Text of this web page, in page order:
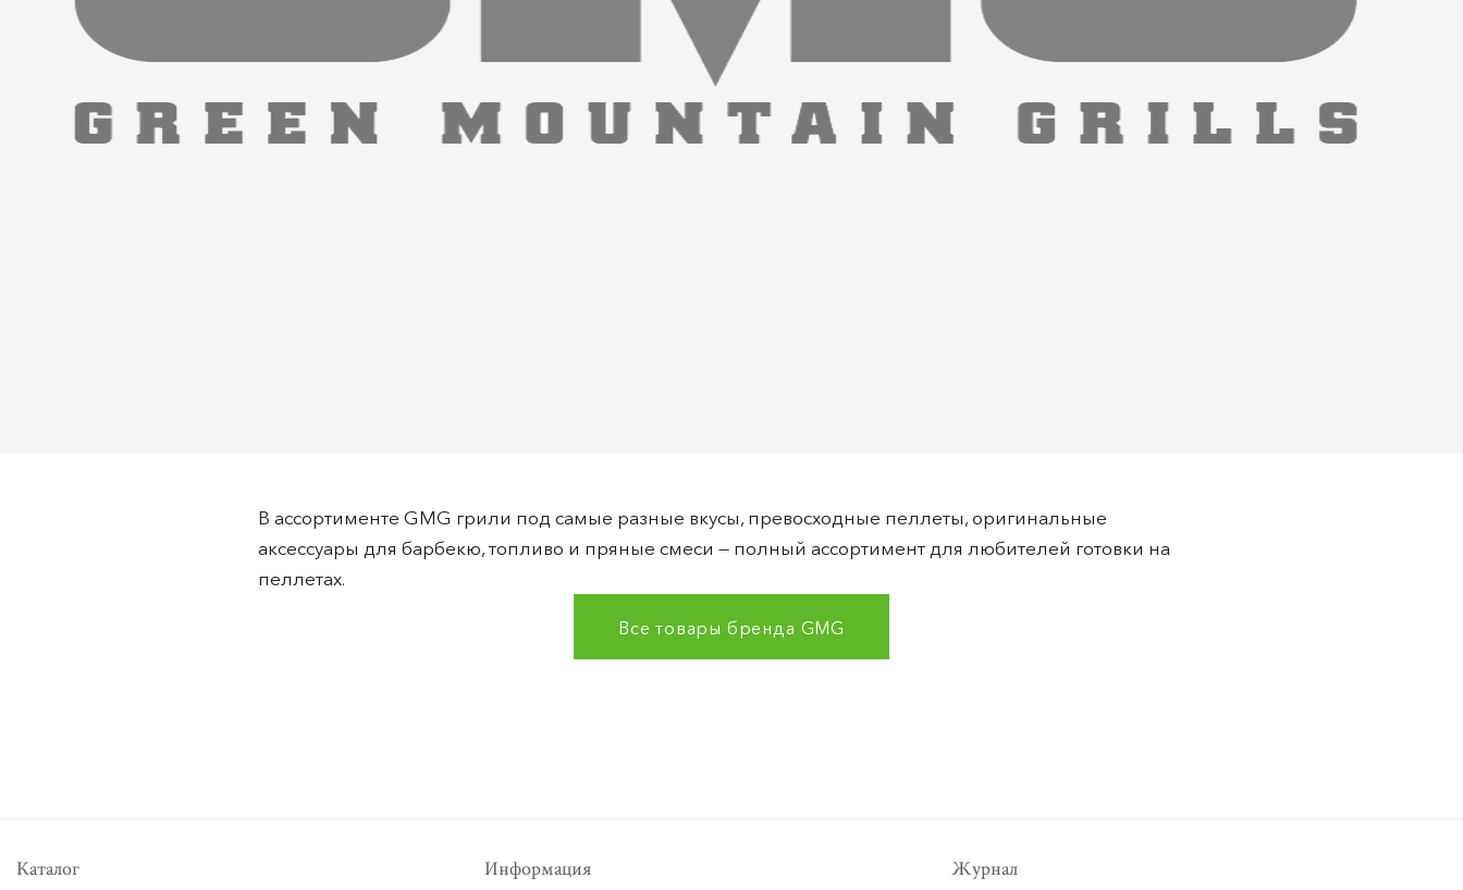
В ассортименте GMG грили под самые разные вкусы, превоcходные пеллеты, оригинальные
аксессуары для барбекю, топливо и пряные смеси — полный ассортимент для любителей готовки на
пеллетах.
Все товары бренда GMG
Каталог Информация Журнал